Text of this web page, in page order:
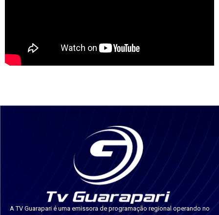
A TV Guarapari é uma emissora de programação regional operando no